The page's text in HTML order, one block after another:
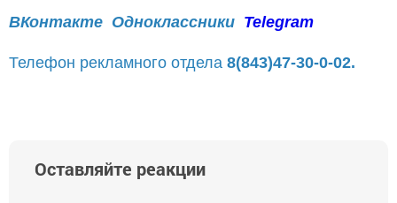
ВКонтакте Одноклассники Telegram
Телефон рекламного отдела 8(843)47-30-0-02.
Оставляйте реакции